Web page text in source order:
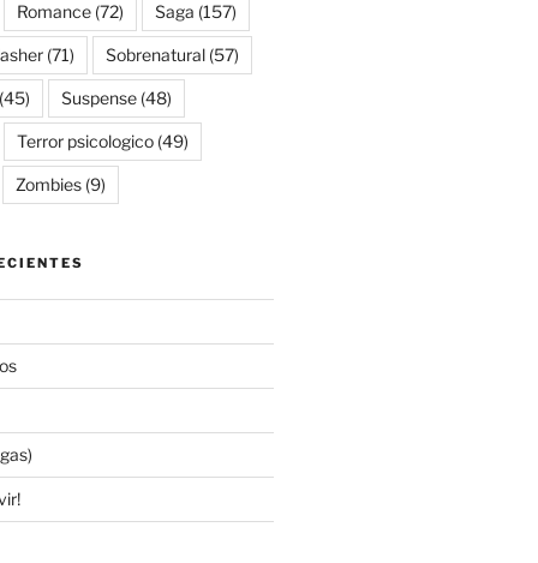
Romance(72) Saga (157)
(71) Sobrenatural(57)
Suspense(48)
Terror psicologico(49)
Zombies(9)